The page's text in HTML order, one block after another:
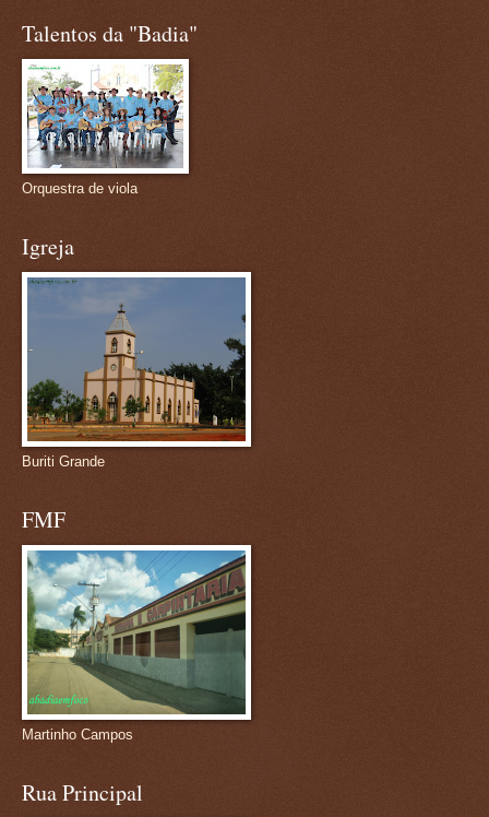
Talentos da "Badia"
Orquestra de viola
Igreja
Buriti Grande
FMF
Martinho Campos
Rua Principal